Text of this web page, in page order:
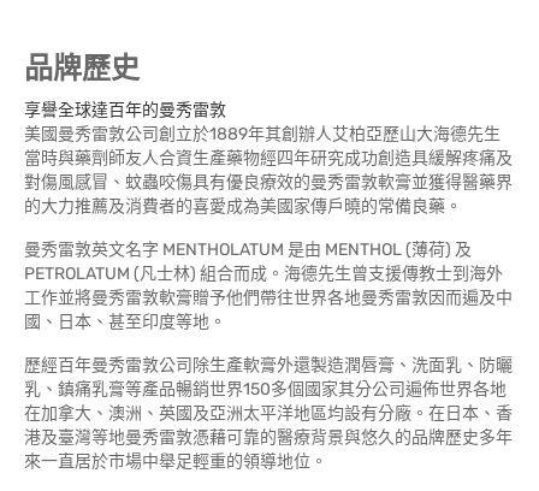
品牌歷史
享譽全球達百年的曼秀雷敦
美國曼秀雷敦公司創立於1889年其創辦人艾柏亞歷山大海德先生
當時與藥劑師友人合資生產藥物經四年研究成功創造具緩解疼痛及
對傷風感冒、蚊蟲咬傷具有優良療效的曼秀雷敦軟膏並獲得醫藥界
的大力推薦及消費者的喜愛成為美國家傳戶曉的常備良藥。
曼秀雷敦英文名字 MENTHOLATUM 是由 MENTHOL (薄荷) 及
PETROLATUM (凡士林) 組合而成。海德先生曾支援傳教士到海外
工作並將曼秀雷敦軟膏贈予他們帶往世界各地曼秀雷敦因而遍及中
國、日本、甚至印度等地。
歷經百年曼秀雷敦公司除生產軟膏外還製造潤唇膏、洗面乳、防曬
乳、鎮痛乳膏等產品暢銷世界150多個國家其分公司遍佈世界各地
在加拿大、澳洲、英國及亞洲太平洋地區均設有分廠。在日本、香
港及臺灣等地曼秀雷敦憑藉可靠的醫療背景與悠久的品牌歷史多年
來一直居於市場中舉足輕重的領導地位。